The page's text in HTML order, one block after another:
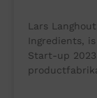
Lars
Ingredients,
Start-up